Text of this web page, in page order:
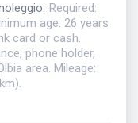
: Required:
age: 26 years
card or cash.
phone holder,
area. Mileage: